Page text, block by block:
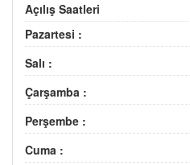
Açılış Saatleri
Pazartesi :
Salı :
Çarşamba :
Perşembe :
Cuma :